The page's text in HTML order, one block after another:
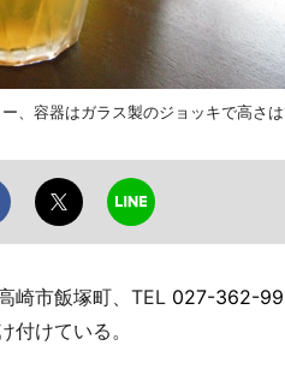
、容器はガラス製のジョッキで高さ
崎市飯塚町、TEL 027-362-
けている。